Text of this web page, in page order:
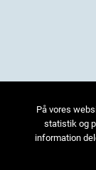
På vores
statistik og
information